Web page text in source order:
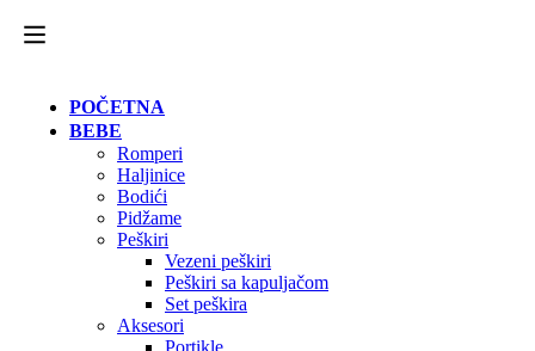
POČETNA
BEBE
Romperi
Haljinice
Bodići
Pidžame
Peškiri
Vezeni peškiri
Peškiri sa kapuljačom
Set peškira
Aksesori
Portikle